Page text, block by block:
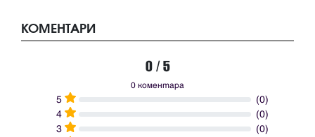
КОМЕНТАРИ
0 / 5
0 коментара
5
(0)
4
(0)
3
(0)